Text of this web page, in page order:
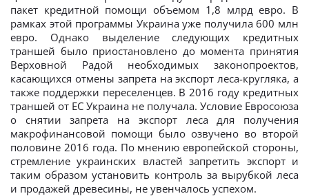
пакет кредитной помощи объемом 1,8 млрд евро. В
рамках этой программы Украина уже получила 600 млн
евро. Однако выделение следующих кредитных
траншей было приостановлено до момента принятия
Верховной Радой необходимых законопроектов,
касающихся отмены запрета на экспорт леса-кругляка, а
также поддержки переселенцев. В 2016 году кредитных
траншей от ЕС Украина не получала. Условие Евросоюза
о снятии запрета на экспорт леса для получения
макрофинансовой помощи было озвучено во второй
половине 2016 года. По мнению европейской стороны,
стремление украинских властей запретить экспорт и
таким образом установить контроль за вырубкой леса
и продажей древесины, не увенчалось успехом.